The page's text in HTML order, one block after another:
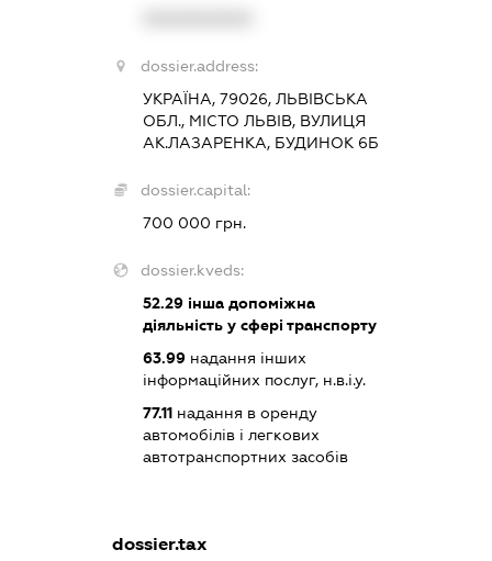
dossier.address:
УКРАЇНА, 79026, ЛЬВІВСЬКА
ОБЛ., МІСТО ЛЬВІВ, ВУЛИЦЯ
АК.ЛАЗАРЕНКА, БУДИНОК 6Б
dossier.capital:
700 000 грн.
dossier.kveds:
52.29 інша допоміжна
діяльність у сфері транспорту
63.99 надання інших
інформаційних послуг, н.в.і.у.
77.11 надання в оренду
автомобілів і легкових
автотранспортних засобів
dossier.tax